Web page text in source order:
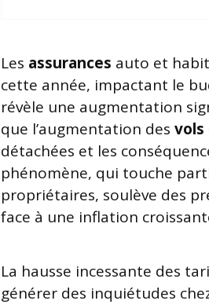
Les assurances auto et
cette année, impactant le
révèle une augmentation
que l’augmentation des vols
détachées et les
phénomène, qui touche
propriétaires, soulève des
face à une inflation
La hausse incessante des
générer des inquiétudes